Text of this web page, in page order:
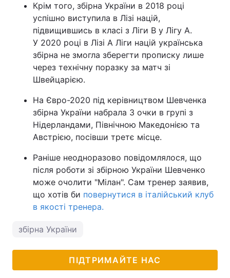
Крім того, збірна України в 2018 році
успішно виступила в Лізі націй,
підвищившись в класі з Ліги В у Лігу А.
У 2020 році в Лізі А Ліги націй українська
збірна не змогла зберегти прописку лише
через технічну поразку за матч зі
Швейцарією.
На Євро-2020 під керівництвом Шевченка
збірна України набрала 3 очки в групі з
Нідерландами, Північною Македонією та
Австрією, посівши третє місце.
Раніше неодноразово повідомлялося, що
після роботи зі збірною України Шевченко
може очолити "Мілан". Сам тренер заявив,
що хотів би повернутися в італійський клуб
в якості тренера.
збірна України
ПІДТРИМАЙТЕ НАС